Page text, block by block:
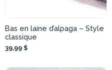
Bas en laine d’alpaga – Style
classique
39,99 $